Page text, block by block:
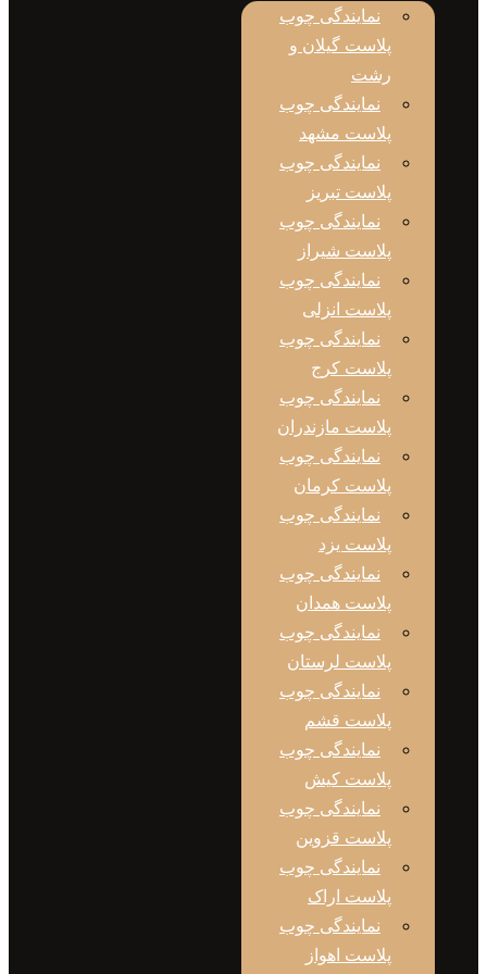
نمایندگی چوب
پلاست گیلان و
نمایندگی چوب
پلاست مشهد
نمایندگی چوب
پلاست تبریز
نمایندگی چوب
پلاست شیراز
نمایندگی چوب
پلاست انزلی
نمایندگی چوب
پلاست کرج
نمایندگی چوب
پلاست مازندران
نمایندگی چوب
پلاست کرمان
نمایندگی چوب
نمایندگی چوب
پلاست همدان
نمایندگی چوب
پلاست لرستان
نمایندگی چوب
پلاست قشم
نمایندگی چوب
پلاست کیش
نمایندگی چوب
پلاست قزوین
نمایندگی چوب
پلاست اراک
نمایندگی چوب
پلاست اهواز